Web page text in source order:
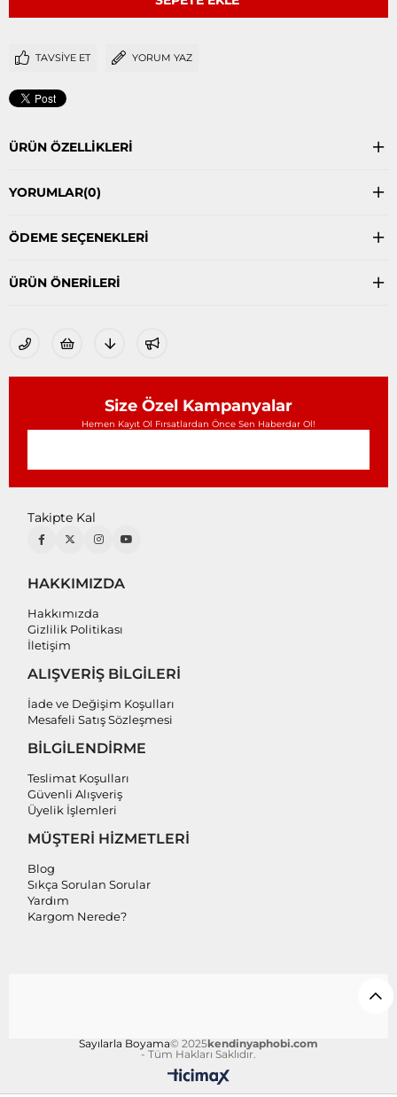
TAVSIYE ET YORUM YAZ
ÜRÜN ÖZELLIKLERI
YORUMLAR(0)
ÖDEME SEÇENEKLERI
ÜRÜN ÖNERILERI
Size Özel Kampanyalar
Hemen Kayıt Ol Fırsatlardan Önce Sen Haberdar Ol!
Takipte Kal
HAKKIMIZDA
Hakkımızda
Gizlilik Politikası
İletişim
ALIŞVERİŞ BİLGİLERİ
İade ve Değişim Koşulları
Mesafeli Satış Sözleşmesi
BİLGİLENDİRME
Teslimat Koşulları
Güvenli Alışveriş
Üyelik İşlemleri
MÜŞTERİ HİZMETLERİ
Blog
Sıkça Sorulan Sorular
Yardım
Kargom Nerede?
Sayılarla Boyama© 2025kendinyaphobi.com
- Tüm Hakları Saklıdır.